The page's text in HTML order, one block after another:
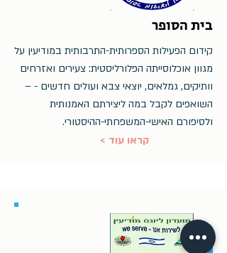
בית הסופר
קידום הפעילות הספרותית-התרבותית במודיעין על
מגוון אוכלוסייתה הפלורליסטית: צעירים ואזרחים
וותיקים, גמלאים, יוצאי צבא ועולים חדשים - –
השואפים לקבל במה ליצירתם האמנותית
ולסיפורם האישי-המשפחתי-ההיסטורי.
< קראו עוד